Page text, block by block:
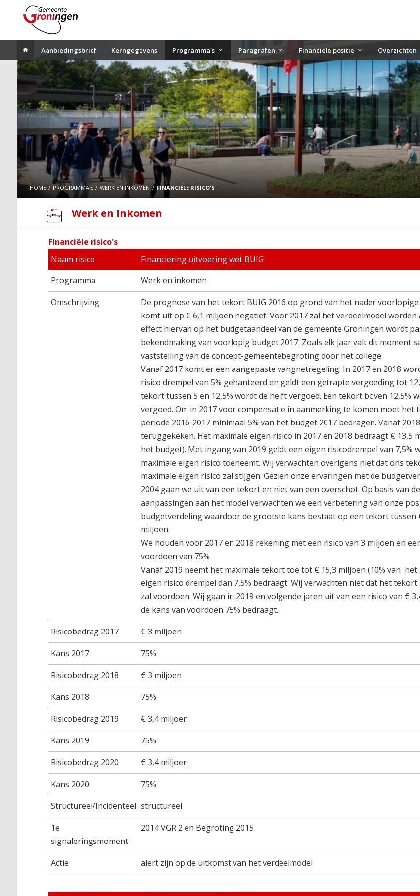
Aanbiedingsbrief Kerngegevens Programma's Paragrafen Financiële positie Overzichten
HOME PROGRAMMA'S WERK EN INKOMEN FINANCIËLE RISICO'S
Werk en inkomen
Financiële risico's
Naam risico
Financiering uitvoering wet BUIG
Programma
Werk en inkomen
Omschrijving
De prognose van het tekort BUIG 2016 op grond van het nader
komt uit op € 6,1 miljoen negatief. Voor 2017 zal het verdeelmodel worden
effect hiervan op het budgetaandeel van de gemeente Groningen wordt
bekendmaking van voorlopig budget 2017. Zoals elk jaar valt dit moment
vaststelling van de concept-gemeentebegroting door het college.
Vanaf 2017 komt er een aangepaste vangnetregeling. In 2017 en 2018
risico drempel van 5% gehanteerd en geldt een getrapte vergoeding tot
tekort tussen 5 en 12,5% wordt de helft vergoed. Een tekort boven 12,5%
vergoed. Om in 2017 voor compensatie in aanmerking te komen moet het
periode 2016-2017 minimaal 5% van het budget 2017 bedragen. Vanaf
teruggekeken. Het maximale eigen risico in 2017 en 2018 bedraagt € 13,5
het budget). Met ingang van 2019 geldt een eigen risicodrempel van 7,5%
maximale eigen risico toeneemt. Wij verwachten overigens niet dat ons
maximale eigen risico zal stijgen. Gezien onze ervaringen met de
2004 gaan we uit van een tekort en niet van een overschot. Op basis van
aanpassingen aan het model verwachten we een verbetering van onze
budgetverdeling waardoor de grootste kans bestaat op een tekort tussen
miljoen.
We houden voor 2017 en 2018 rekening met een risico van 3 miljoen en
voordoen van 75%
Vanaf 2019 neemt het maximale tekort toe tot € 15,3 miljoen (10% van het
eigen risico drempel dan 7,5% bedraagt. Wij verwachten niet dat het tekort
zal voordoen. Wij gaan in 2019 en volgende jaren uit van een risico van €
de kans van voordoen 75% bedraagt.
Risicobedrag 2017
€ 3 miljoen
Kans 2017
75%
Risicobedrag 2018
€ 3 miljoen
Kans 2018
75%
Risicobedrag 2019
€ 3,4 miljoen
Kans 2019
75%
Risicobedrag 2020
€ 3,4 miljoen
Kans 2020
75%
Structureel/Incidenteel structureel
1e
signaleringsmoment
2014 VGR 2 en Begroting 2015
Actie alert zijn op de uitkomst van het verdeelmodel